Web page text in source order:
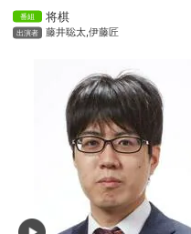
将棋
藤井聡太,伊藤匠